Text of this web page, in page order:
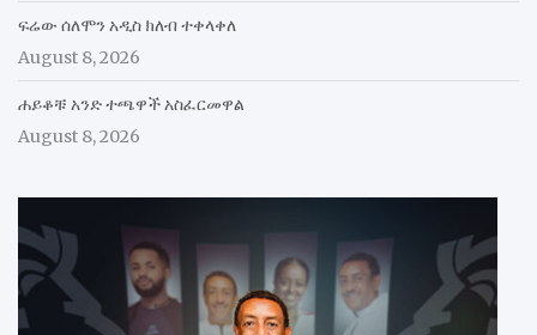
ፍሬው ሰለሞን አዲስ ክለብ ተቀላቀለ
August 8, 2026
ሐይቆቹ አንድ ተጫዋች አስፈርመዋል
August 8, 2026